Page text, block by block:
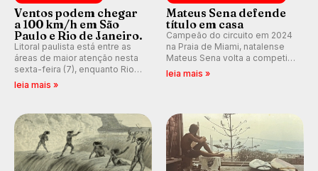
Ventos podem chegar
a 100 km/h em São
Paulo e Rio de Janeiro.
Litoral paulista está entre as
áreas de maior atenção nesta
sexta-feira (7), enquanto Rio
de Janeiro também recebe
alerta para ventos fortes.
km/h em Itanhaém.
leia mais »
Mateus Sena defende
título em casa
Campeão do circuito em 2024
na Praia de Miami, natalense
Mateus Sena volta a competir
em casa em busca de manter a
hegemonia potiguar em etapa
leia mais »